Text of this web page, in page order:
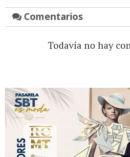
Comentarios
Todavía no hay